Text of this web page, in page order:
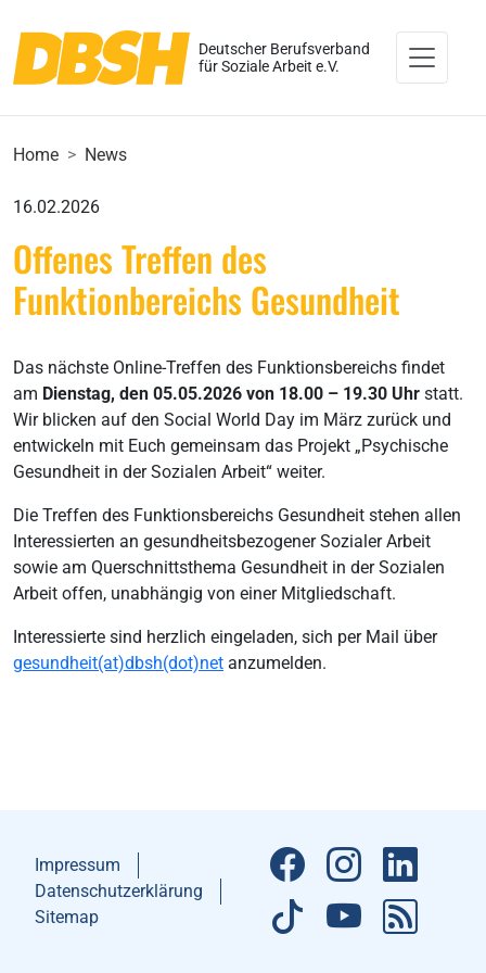
Deutscher Berufsverband
für Soziale Arbeit e.V.
Home News
16.02.2026
Offenes Treffen des
Funktionbereichs Gesundheit
Das nächste Online-Treffen des Funktionsbereichs findet
am Dienstag, den 05.05.2026 von 18.00 – 19.30 Uhr statt.
Wir blicken auf den Social World Day im März zurück und
entwickeln mit Euch gemeinsam das Projekt „Psychische
Gesundheit in der Sozialen Arbeit“ weiter.
Die Treffen des Funktionsbereichs Gesundheit stehen allen
Interessierten an gesundheitsbezogener Sozialer Arbeit
sowie am Querschnittsthema Gesundheit in der Sozialen
Arbeit offen, unabhängig von einer Mitgliedschaft.
Interessierte sind herzlich eingeladen, sich per Mail über
gesundheit(at)dbsh(dot)net anzumelden.
Impressum
Datenschutzerklärung
Sitemap